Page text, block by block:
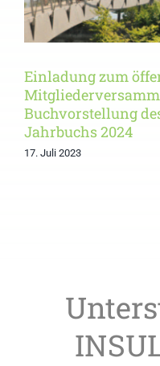
Einladung zum
Buchvorstellung
Jahrbuchs 2024
17. Juli 2023